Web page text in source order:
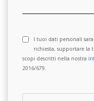
I tuoi dati personali
richiesta, supportare la
scopi descritti nella nostra
2016/679.